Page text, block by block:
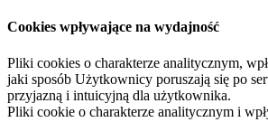
Cookies wpływające na wydajność
Pliki cookies o charakterze analitycznym,
jaki sposób Użytkownicy poruszają się po
przyjazną i intuicyjną dla użytkownika.
Pliki cookie o charakterze analitycznym i